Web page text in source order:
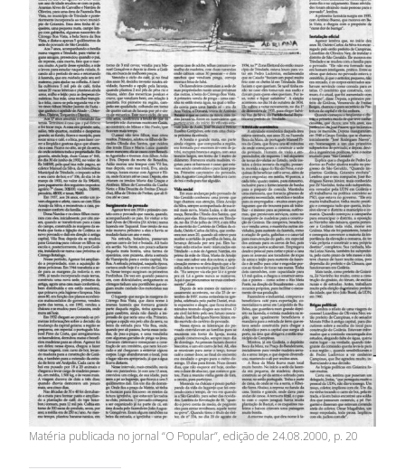
Matéria publicada no jornal “O Popular”, edição de 24.08.2000, p. 20